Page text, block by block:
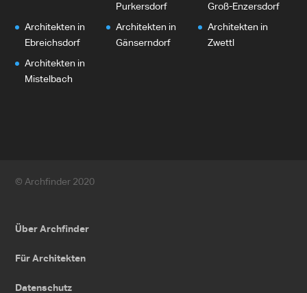
Purkersdorf
Groß-Enzersdorf
Architekten in
Ebreichsdorf
Architekten in
Gänserndorf
Architekten in
Zwettl
Architekten in
Mistelbach
© Archfinder 2020
Über Archfinder
Für Architekten
Datenschutz